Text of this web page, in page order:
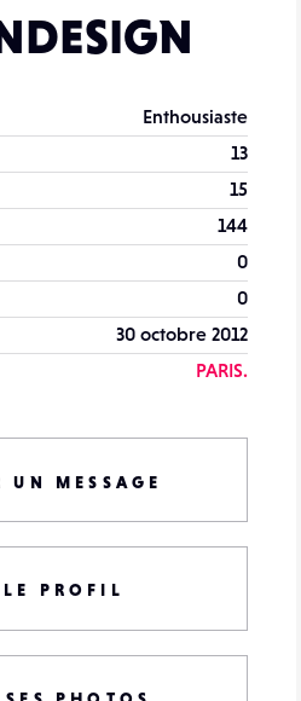
Enthousiaste
13
15
144
0
0
30 octobre 2012
PARIS.
UN MESSAGE
PROFIL